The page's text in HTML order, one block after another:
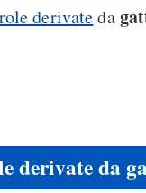
derivateda
derivate da